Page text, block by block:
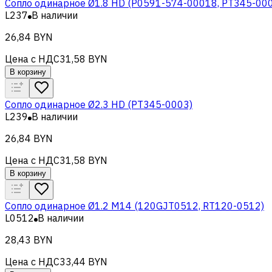
Сопло одинарное Ø1.8 HD (P0591-574-00018, PT345-
L237 В наличии
26,84 BYN
Цена с НДС31,58 BYN
В корзину
Сопло одинарное Ø2.3 HD (PT345-0003)
L239 В наличии
26,84 BYN
Цена с НДС31,58 BYN
В корзину
Сопло одинарное Ø1.2 М14 (120GJT0512, RT120-0512)
L0512 В наличии
28,43 BYN
Цена с НДС33,44 BYN